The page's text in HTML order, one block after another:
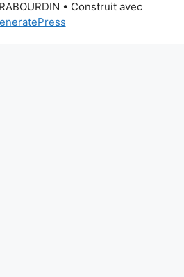
• Construit avec